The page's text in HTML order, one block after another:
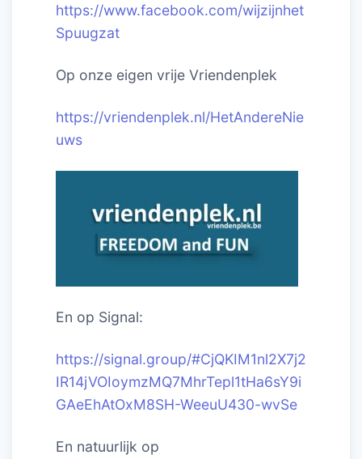
https://www.facebook.com/wijzijnhet
Spuugzat
Op onze eigen vrije Vriendenplek
https://vriendenplek.nl/HetAndereNie
uws
En op Signal:
https://signal.group/#CjQKIM1nl2X7j2
IR14jVOIoymzMQ7MhrTepl1tHa6sY9i
GAeEhAtOxM8SH-WeeuU430-wvSe
En natuurlijk op